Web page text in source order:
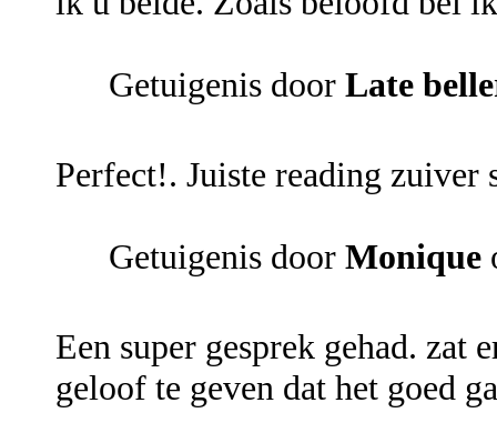
Getuigenis door Late
Perfect!. Juiste reading
Getuigenis door Monique
Een super gesprek gehad. zat
geloof te geven dat het goed